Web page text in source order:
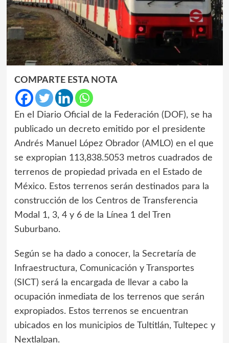
COMPARTE ESTA NOTA
En el Diario Oficial de la Federación (DOF), se ha
publicado un decreto emitido por el presidente
Andrés Manuel López Obrador (AMLO) en el que
se expropian 113,838.5053 metros cuadrados de
terrenos de propiedad privada en el Estado de
México. Estos terrenos serán destinados para la
construcción de los Centros de Transferencia
Modal 1, 3, 4 y 6 de la Línea 1 del Tren
Suburbano.
Según se ha dado a conocer, la Secretaría de
Infraestructura, Comunicación y Transportes
(SICT) será la encargada de llevar a cabo la
ocupación inmediata de los terrenos que serán
expropiados. Estos terrenos se encuentran
ubicados en los municipios de Tultitlán, Tultepec y
Nextlalpan.